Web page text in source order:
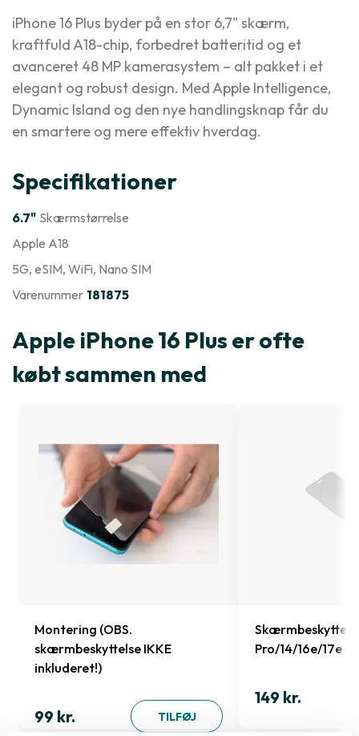
iPhone 16 Plus byder på en stor 6,7" skærm,
kraftfuld A18-chip, forbedret batteritid og et
avanceret 48 MP kamerasystem – alt pakket i et
elegant og robust design. Med Apple Intelligence,
Dynamic Island og den nye handlingsknap får du
en smartere og mere effektiv hverdag.
Specifikationer
6.7" Skærmstørrelse
Apple A18
5G, eSIM, WiFi, Nano SIM
Varenummer 181875
Apple iPhone 16 Plus er ofte
købt sammen med
Montering (OBS.
skærmbeskyttelse IKKE
inkluderet!)
99 kr. TILFØJ
Pro/14/16e/17e
149 kr.